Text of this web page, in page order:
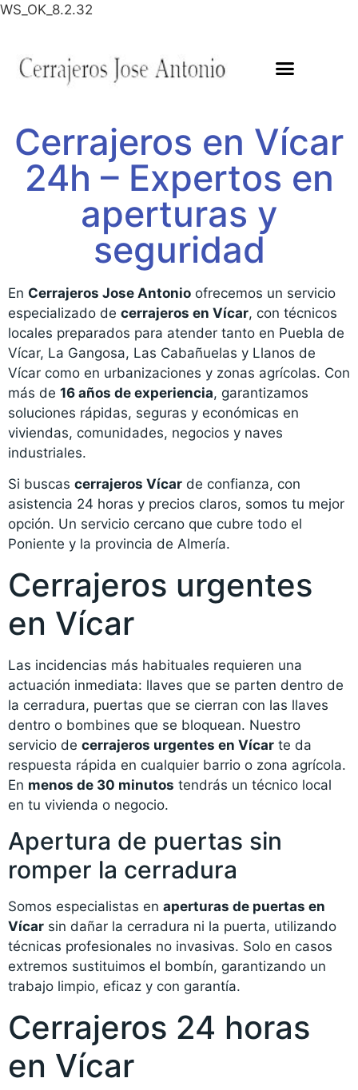
WS_OK_8.2.32
Cerrajeros en Vícar
24h – Expertos en
aperturas y
seguridad
En Cerrajeros Jose Antonio ofrecemos un servicio
especializado de cerrajeros en Vícar, con técnicos
locales preparados para atender tanto en Puebla de
Vícar, La Gangosa, Las Cabañuelas y Llanos de
Vícar como en urbanizaciones y zonas agrícolas. Con
más de 16 años de experiencia, garantizamos
soluciones rápidas, seguras y económicas en
viviendas, comunidades, negocios y naves
industriales.
Si buscas cerrajeros Vícar de confianza, con
asistencia 24 horas y precios claros, somos tu mejor
opción. Un servicio cercano que cubre todo el
Poniente y la provincia de Almería.
Cerrajeros urgentes
en Vícar
Las incidencias más habituales requieren una
actuación inmediata: llaves que se parten dentro de
la cerradura, puertas que se cierran con las llaves
dentro o bombines que se bloquean. Nuestro
servicio de cerrajeros urgentes en Vícar te da
respuesta rápida en cualquier barrio o zona agrícola.
En menos de 30 minutos tendrás un técnico local
en tu vivienda o negocio.
Apertura de puertas sin
romper la cerradura
Somos especialistas en aperturas de puertas en
Vícar sin dañar la cerradura ni la puerta, utilizando
técnicas profesionales no invasivas. Solo en casos
extremos sustituimos el bombín, garantizando un
trabajo limpio, eficaz y con garantía.
Cerrajeros 24 horas
en Vícar